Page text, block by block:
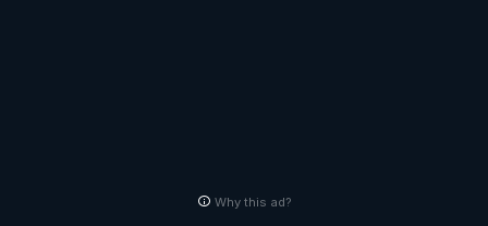
Why this ad?